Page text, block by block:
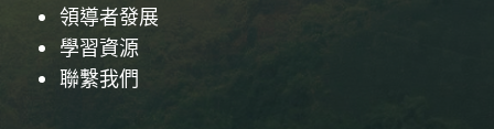
領導者發展
學習資源
聯繫我們